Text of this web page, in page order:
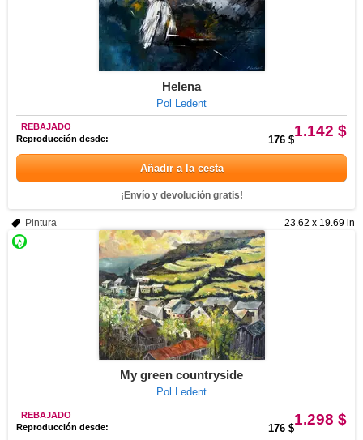
Helena
Pol Ledent
1.142 $
REBAJADO
Reproducción desde:
176 $
Añadir a la cesta
¡Envío y devolución gratis!
23.62 x 19.69 in
Pintura
My green countryside
Pol Ledent
1.298 $
REBAJADO
Reproducción desde:
176 $